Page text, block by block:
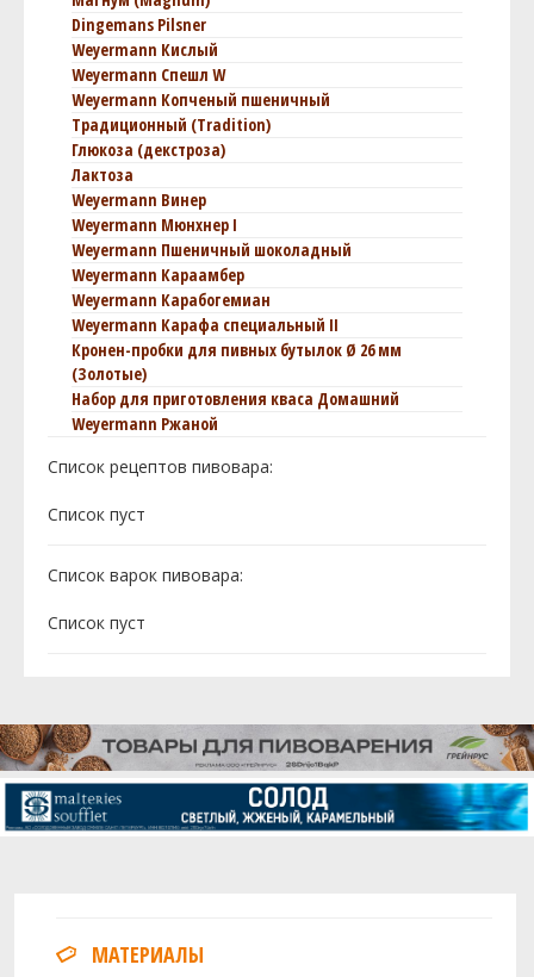
Dingemans Pilsner
Weyermann Кислый
Weyermann Спешл W
Weyermann Копченый пшеничный
Традиционный (Tradition)
Глюкоза (декстроза)
Лактоза
Weyermann Винер
Weyermann Мюнхнер I
Weyermann Пшеничный шоколадный
Weyermann Караамбер
Weyermann Карабогемиан
Weyermann Карафа специальный II
Кронен-пробки для пивных бутылок Ø 26 мм
(Золотые)
Набор для приготовления кваса Домашний
Weyermann Ржаной
Список рецептов пивовара:
Cписок пуст
Список варок пивовара:
Cписок пуст
МАТЕРИАЛЫ